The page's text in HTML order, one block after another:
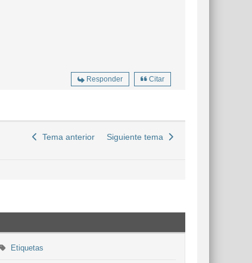
Responder Citar
Tema anterior Siguiente tema
Etiquetas